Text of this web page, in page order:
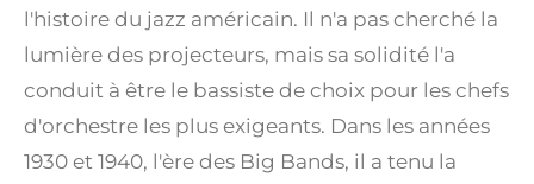
l'histoire du jazz américain. Il n'a pas cherché la
lumière des projecteurs, mais sa solidité l'a
conduit à être le bassiste de choix pour les chefs
d'orchestre les plus exigeants. Dans les années
1930 et 1940, l'ère des Big Bands, il a tenu la